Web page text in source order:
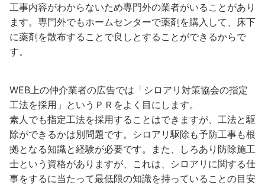
工事内容がわからないため専門外の業者がいることがあり
ます。専門外でもホームセンターで薬剤を購入して、床下
に薬剤を散布することで良しとすることができるからで
す。
WEB上の仲介業者の広告では「シロアリ対策協会の指定
工法を採用」というＰＲをよく目にします。
素人でも指定工法を採用することはできますが、工法と駆
除ができるかは別問題です。シロアリ駆除も予防工事も根
拠となる知識と経験が必要です。また、しろあり防除施工
士という資格がありますが、これは、シロアリに関する仕
事をするに当たって最低限の知識を持っていることの目安